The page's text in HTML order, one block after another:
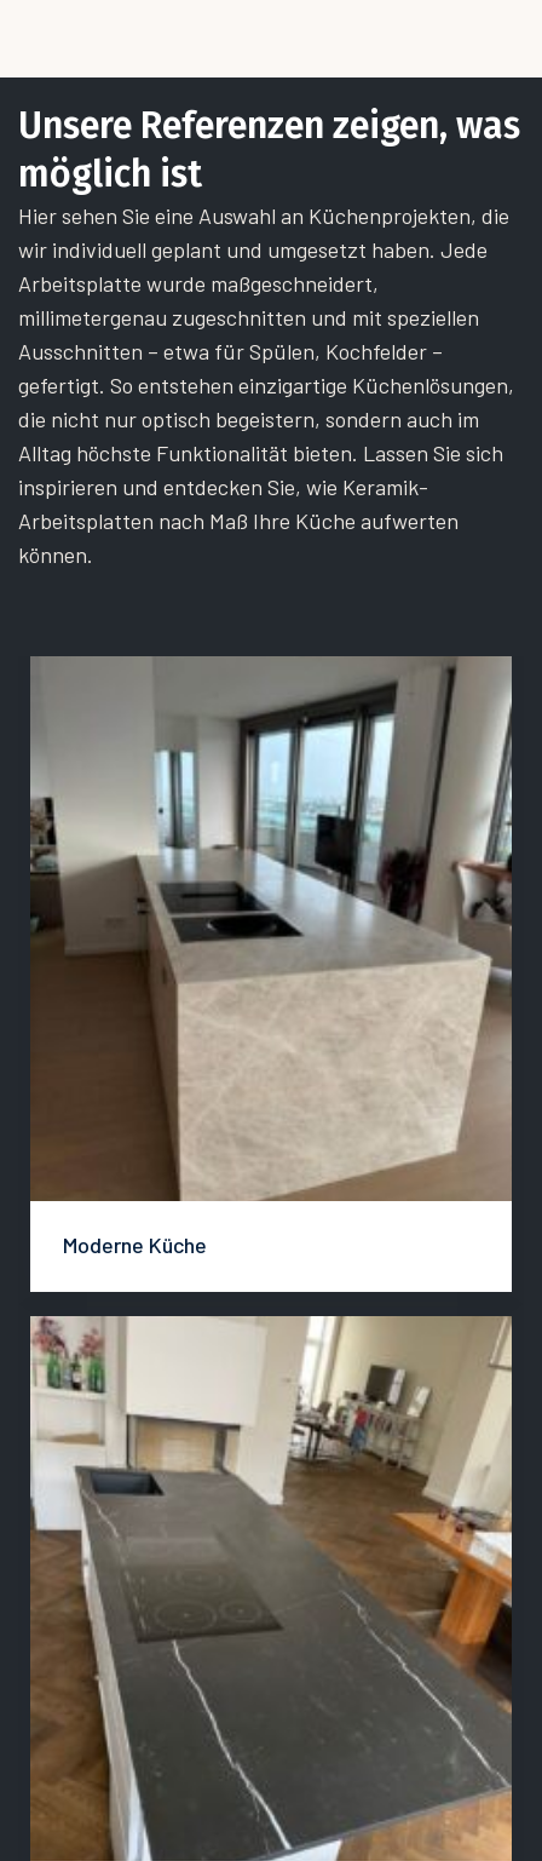
Unsere Referenzen zeigen, was
möglich ist
Hier sehen Sie eine Auswahl an Küchenprojekten, die
wir individuell geplant und umgesetzt haben. Jede
Arbeitsplatte wurde maßgeschneidert,
millimetergenau zugeschnitten und mit speziellen
Ausschnitten – etwa für Spülen, Kochfelder –
gefertigt. So entstehen einzigartige Küchenlösungen,
die nicht nur optisch begeistern, sondern auch im
Alltag höchste Funktionalität bieten. Lassen Sie sich
inspirieren und entdecken Sie, wie Keramik-
Arbeitsplatten nach Maß Ihre Küche aufwerten
können.
Moderne Küche